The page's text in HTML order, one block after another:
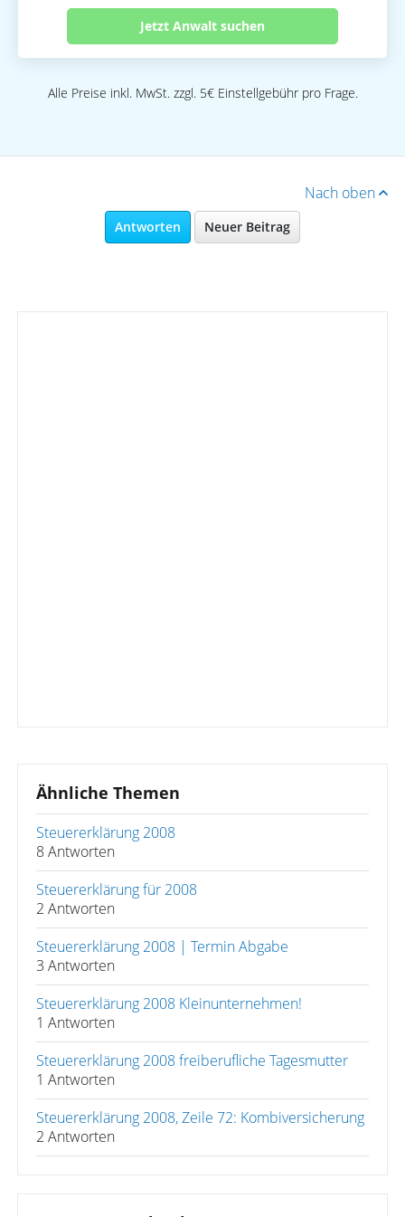
Jetzt Anwalt suchen
Alle Preise inkl. MwSt. zzgl. 5€ Einstellgebühr pro Frage.
Nach oben
Antworten Neuer Beitrag
Ähnliche Themen
Steuererklärung 2008
8 Antworten
Steuererklärung für 2008
2 Antworten
Steuererklärung 2008 | Termin Abgabe
3 Antworten
Steuererklärung 2008 Kleinunternehmen!
1 Antworten
Steuererklärung 2008 freiberufliche Tagesmutter
1 Antworten
Steuererklärung 2008, Zeile 72: Kombiversicherung
2 Antworten